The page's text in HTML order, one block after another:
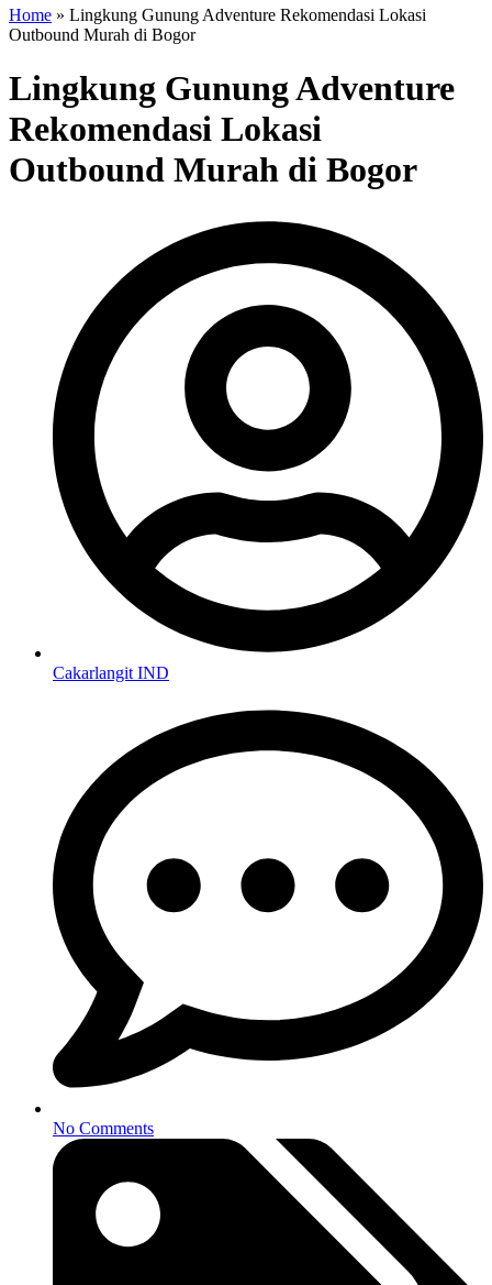
Home » Lingkung Gunung Adventure Rekomendasi Lokasi
Outbound Murah di Bogor
Lingkung Gunung Adventure
Rekomendasi Lokasi
Outbound Murah di Bogor
Cakarlangit IND
No Comments